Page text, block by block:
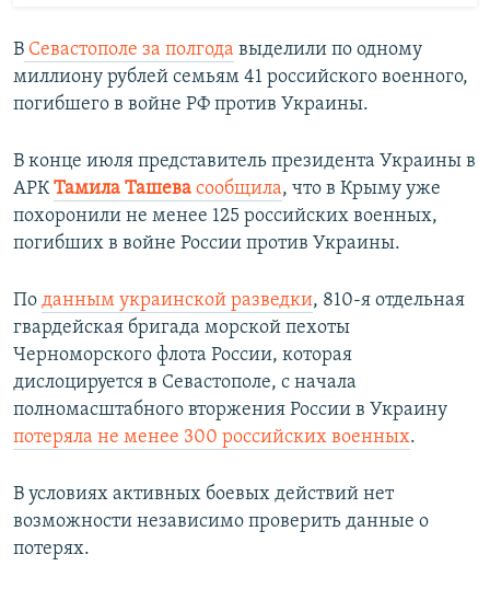
В Севастополе за полгода выделили по одному
миллиону рублей семьям 41 российского военного,
погибшего в войне РФ против Украины.
В конце июля представитель президента Украины в
АРКТамила Ташева сообщила, что в Крыму уже
похоронили не менее 125 российских военных,
погибших в войне России против Украины.
По данным украинской разведки, 810-я отдельная
гвардейская бригада морской пехоты
Черноморского флота России, которая
дислоцируется в Севастополе, с начала
полномасштабного вторжения России в Украину
потеряла не менее 300 российских военных.
В условиях активных боевых действий нет
возможности независимо проверить данные о
потерях.